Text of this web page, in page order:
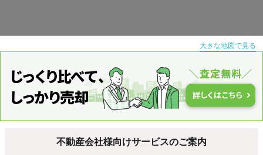
大きな地図で見る
不動産会社様向けサービスのご案内